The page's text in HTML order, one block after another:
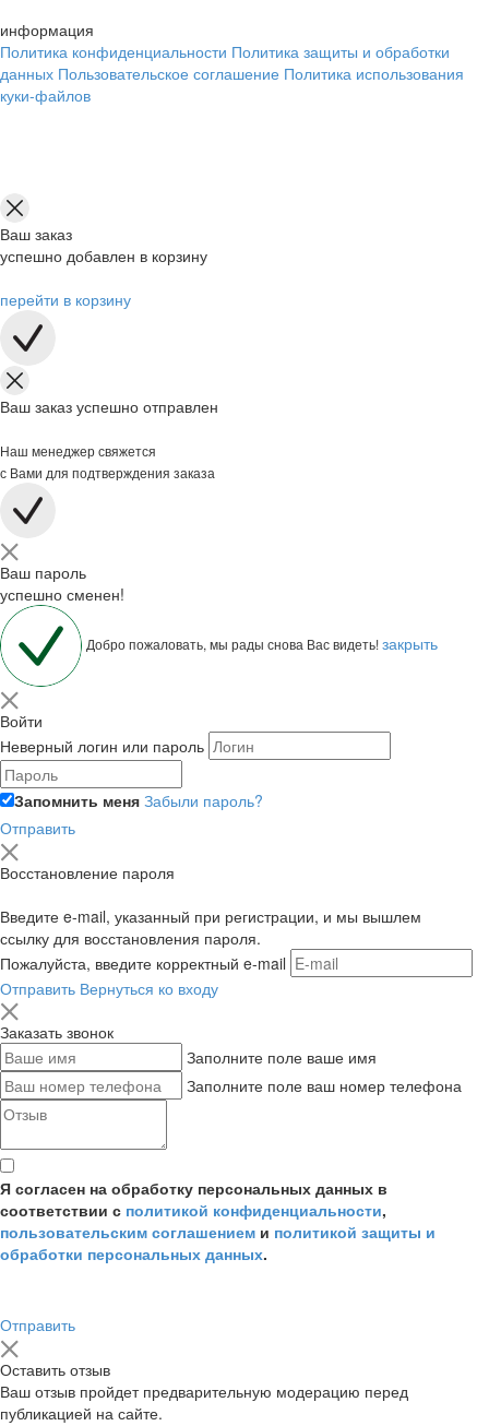
информация
Политика конфиденциальности Политика защиты и обработки
данных Пользовательское соглашение Политика использования
куки-файлов
Ваш заказ
успешно добавлен в корзину
перейти в корзину
Ваш заказ успешно отправлен
Наш менеджер свяжется
с Вами для подтверждения заказа
Ваш пароль
успешно сменен!
Добро пожаловать, мы рады снова Вас видеть!закрыть
Войти
Неверный логин или пароль
Запомнить меня Забыли пароль?
Отправить
Восстановление пароля
Введите e-mail, указанный при регистрации, и мы вышлем
ссылку для восстановления пароля.
Пожалуйста, введите корректный e-mail
Отправить Вернуться ко входу
Заказать звонок
Заполните поле ваше имя
Заполните поле ваш номер телефона
Я согласен на обработку персональных данных в
соответствии с политикой конфиденциальности,
пользовательским соглашением и политикой защиты и
обработки персональных данных.
Отправить
Оставить отзыв
Ваш отзыв пройдет предварительную модерацию перед
публикацией на сайте.